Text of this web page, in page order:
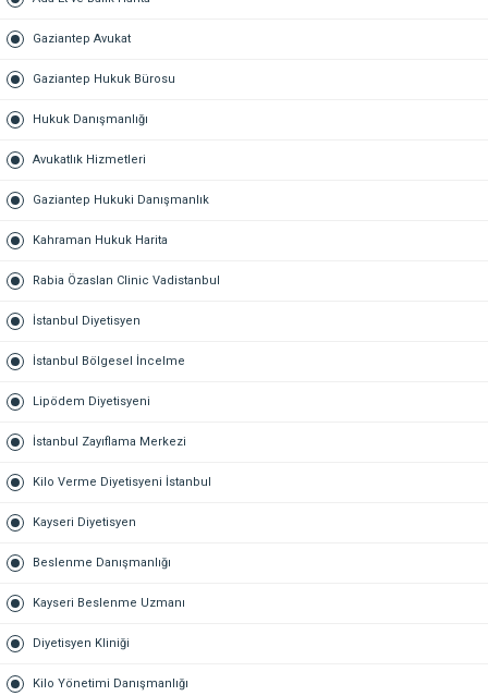
Gaziantep Avukat
Gaziantep Hukuk Bürosu
Hukuk Danışmanlığı
Avukatlık Hizmetleri
Gaziantep Hukuki Danışmanlık
Kahraman Hukuk Harita
Rabia Özaslan Clinic Vadistanbul
İstanbul Diyetisyen
İstanbul Bölgesel İncelme
Lipödem Diyetisyeni
İstanbul Zayıflama Merkezi
Kilo Verme Diyetisyeni İstanbul
Kayseri Diyetisyen
Beslenme Danışmanlığı
Kayseri Beslenme Uzmanı
Diyetisyen Kliniği
Kilo Yönetimi Danışmanlığı